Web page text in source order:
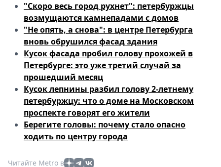
"Скоро весь город рухнет": петербуржцы
возмущаются камнепадами с домов
"Не опять, а снова": в центре Петербурга
вновь обрушился фасад здания
Кусок фасада пробил голову прохожей в
Петербурге: это уже третий случай за
прошедший месяц
Кусок лепнины разбил голову 2-летнему
петербуржцу: что о доме на Московском
проспекте говорят его жители
Берегите головы: почему стало опасно
ходить по центру города
Читайте Metro в